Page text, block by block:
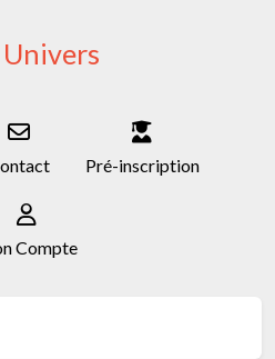
Pré-inscription
Compte